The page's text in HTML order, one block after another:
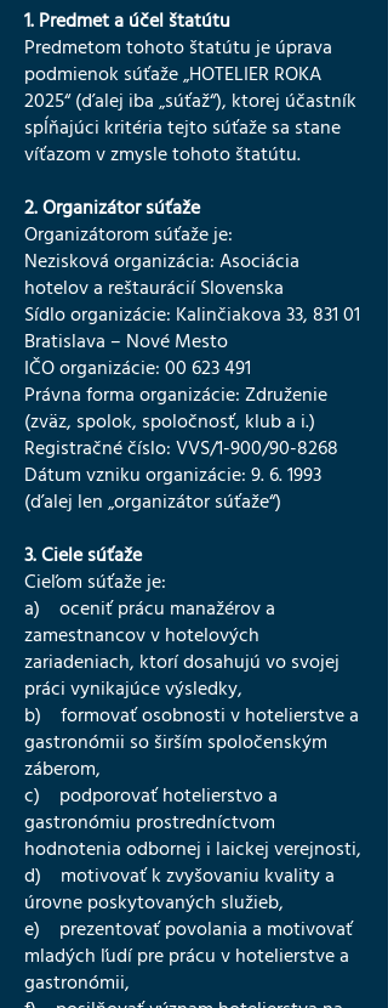
1. Predmet a účel štatútu
Predmetom tohoto štatútu je úprava
podmienok súťaže „HOTELIER ROKA
2025“ (ďalej iba „súťaž“), ktorej účastník
spĺňajúci kritéria tejto súťaže sa stane
víťazom v zmysle tohoto štatútu.
2. Organizátor súťaže
Organizátorom súťaže je:
Nezisková organizácia: Asociácia
hotelov a reštaurácií Slovenska
Sídlo organizácie: Kalinčiakova 33, 831 01
Bratislava – Nové Mesto
IČO organizácie: 00 623 491
Právna forma organizácie: Združenie
(zväz, spolok, spoločnosť, klub a i.)
Registračné číslo: VVS/1-900/90-8268
Dátum vzniku organizácie: 9. 6. 1993
(ďalej len „organizátor súťaže“)
3. Ciele súťaže
Cieľom súťaže je:
a) oceniť prácu manažérov a
zamestnancov v hotelových
zariadeniach, ktorí dosahujú vo svojej
práci vynikajúce výsledky,
b) formovať osobnosti v hotelierstve a
gastronómii so širším spoločenským
záberom,
c) podporovať hotelierstvo a
gastronómiu prostredníctvom
hodnotenia odbornej i laickej verejnosti,
d) motivovať k zvyšovaniu kvality a
úrovne poskytovaných služieb,
e) prezentovať povolania a motivovať
mladých ľudí pre prácu v hotelierstve a
gastronómii,